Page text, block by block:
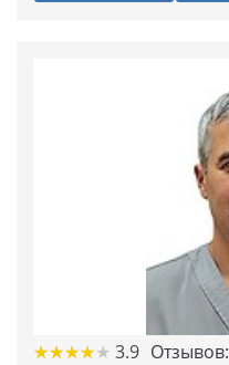
★★★★★
★★★★★ 3.9 Отзывов: